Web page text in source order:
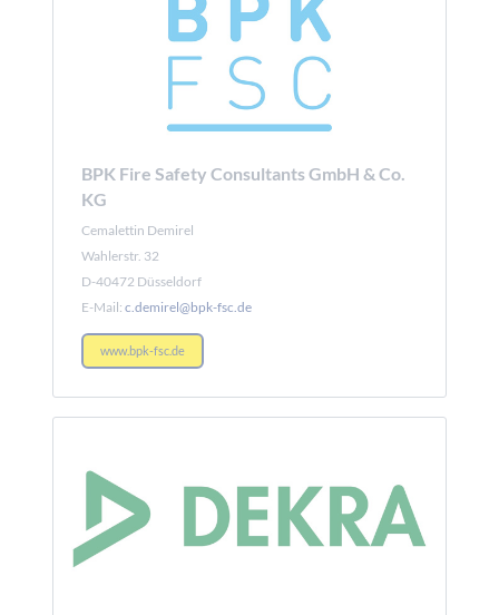
BPK Fire Safety Consultants GmbH & Co.
KG
Cemalettin Demirel
Wahlerstr. 32
D-40472 Düsseldorf
E-Mail: c.demirel@bpk-fsc.de
www.bpk-fsc.de